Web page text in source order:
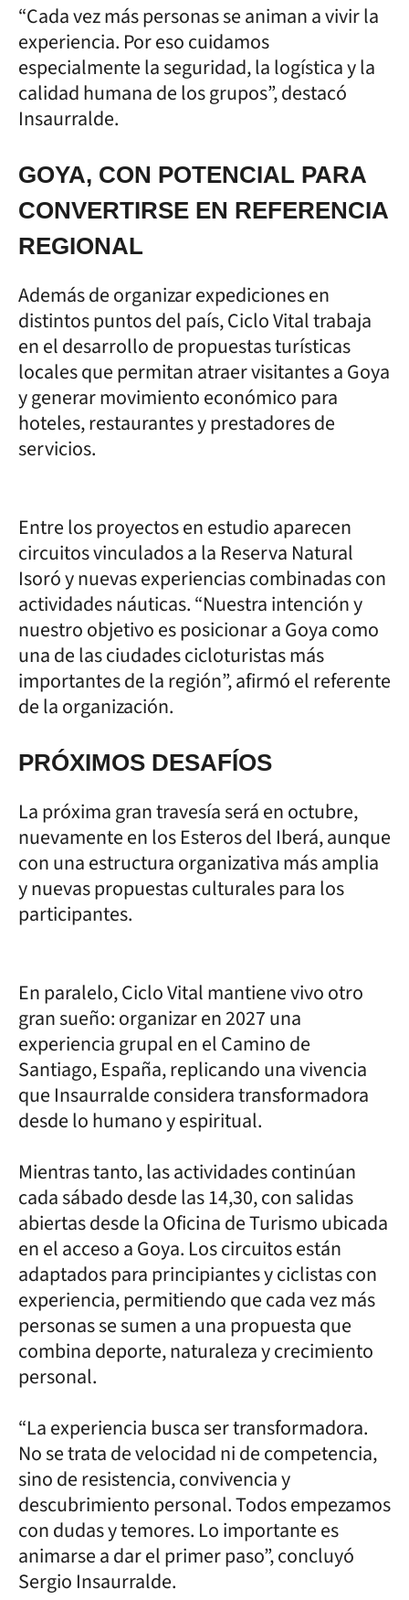
“Cada vez más personas se animan a vivir la
experiencia. Por eso cuidamos
especialmente la seguridad, la logística y la
calidad humana de los grupos”, destacó
Insaurralde.
GOYA, CON POTENCIAL PARA
CONVERTIRSE EN REFERENCIA
REGIONAL
Además de organizar expediciones en
distintos puntos del país, Ciclo Vital trabaja
en el desarrollo de propuestas turísticas
locales que permitan atraer visitantes a Goya
y generar movimiento económico para
hoteles, restaurantes y prestadores de
servicios.
Entre los proyectos en estudio aparecen
circuitos vinculados a la Reserva Natural
Isoró y nuevas experiencias combinadas con
actividades náuticas. “Nuestra intención y
nuestro objetivo es posicionar a Goya como
una de las ciudades cicloturistas más
importantes de la región”, afirmó el referente
de la organización.
PRÓXIMOS DESAFÍOS
La próxima gran travesía será en octubre,
nuevamente en los Esteros del Iberá, aunque
con una estructura organizativa más amplia
y nuevas propuestas culturales para los
participantes.
En paralelo, Ciclo Vital mantiene vivo otro
gran sueño: organizar en 2027 una
experiencia grupal en el Camino de
Santiago, España, replicando una vivencia
que Insaurralde considera transformadora
desde lo humano y espiritual.
Mientras tanto, las actividades continúan
cada sábado desde las 14,30, con salidas
abiertas desde la Oficina de Turismo ubicada
en el acceso a Goya. Los circuitos están
adaptados para principiantes y ciclistas con
experiencia, permitiendo que cada vez más
personas se sumen a una propuesta que
combina deporte, naturaleza y crecimiento
personal.
“La experiencia busca ser transformadora.
No se trata de velocidad ni de competencia,
sino de resistencia, convivencia y
descubrimiento personal. Todos empezamos
con dudas y temores. Lo importante es
animarse a dar el primer paso”, concluyó
Sergio Insaurralde.